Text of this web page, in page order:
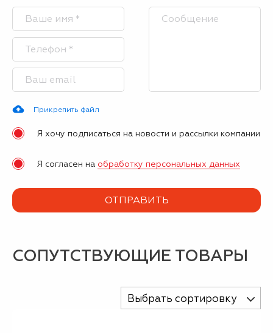
Прикрепить файл
Я хочу подписаться на новости и рассылки компании
Я согласен на обработку персональных данных
СОПУТСТВУЮЩИЕ ТОВАРЫ
Выбрать сортировку